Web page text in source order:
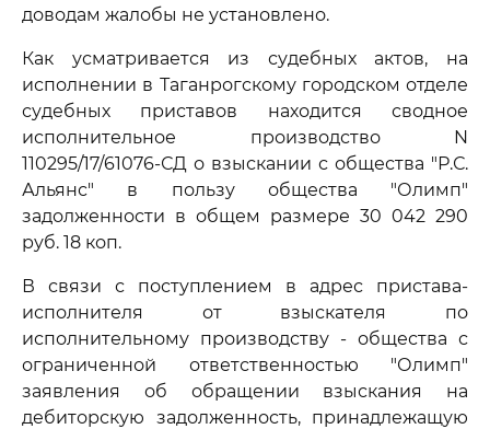
доводам жалобы не установлено.
Как усматривается из судебных актов, на
исполнении в Таганрогскому городском отделе
судебных приставов находится сводное
исполнительное производство N
110295/17/61076-СД о взыскании с общества "Р.С.
Альянс" в пользу общества "Олимп"
задолженности в общем размере 30 042 290
руб. 18 коп.
В связи с поступлением в адрес пристава-
исполнителя от взыскателя по
исполнительному производству - общества с
ограниченной ответственностью "Олимп"
заявления об обращении взыскания на
дебиторскую задолженность, принадлежащую